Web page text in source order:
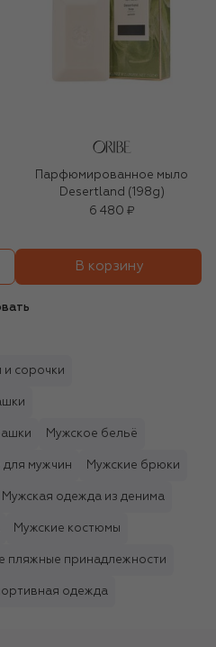
Парфюмированное мыло
Desertland (198g)
6 480 ₽
В корзину
и сорочки
Мужское бельё
мужчин Мужские брюки
Мужская одежда из денима
Мужские костюмы
пляжные принадлежности
одежда